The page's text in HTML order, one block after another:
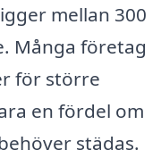
mellan 300
Många företag
för större
en fördel om
städas.